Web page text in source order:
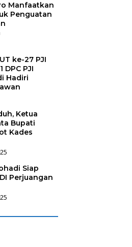
Manfaatkan
Penguatan
ke-27 PJI
DPC PJI
Hadiri
Ketua
Bupati
Kades
Siap
Perjuangan